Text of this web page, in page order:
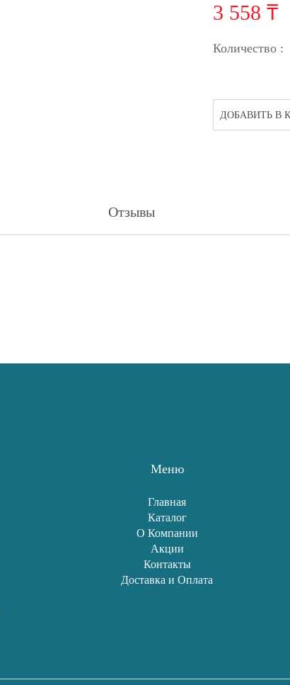
3 558 ₸
Количество :
ДОБАВИТЬ В
Отзывы
Меню
Главная
Каталог
О Компании
Акции
Контакты
Доставка и Оплата